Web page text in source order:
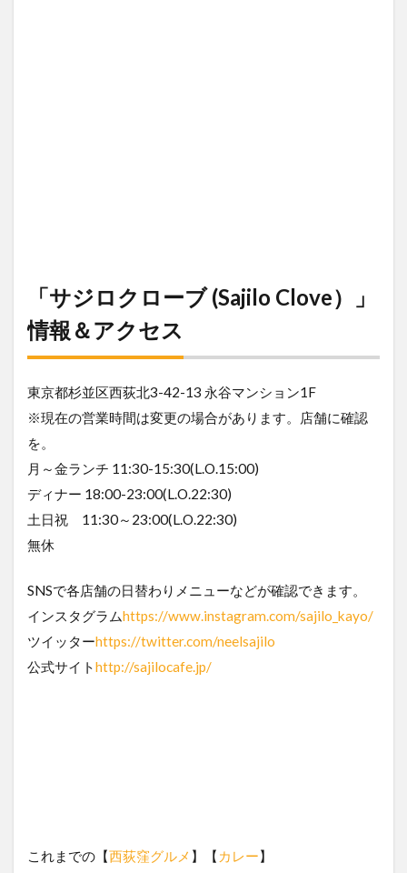
「サジロクローブ (Sajilo Clove）」
情報＆アクセス
東京都杉並区西荻北3-42-13 永谷マンション1F
※現在の営業時間は変更の場合があります。店舗に確認
を。
月～金ランチ 11:30-15:30(L.O.15:00)
ディナー 18:00-23:00(L.O.22:30)
土日祝 11:30～23:00(L.O.22:30)
無休
SNSで各店舗の日替わりメニューなどが確認できます。
インスタグラムhttps://www.instagram.com/sajilo_kayo/
ツイッターhttps://twitter.com/neelsajilo
公式サイトhttp://sajilocafe.jp/
これまでの【西荻窪グルメ 】【 カレー】